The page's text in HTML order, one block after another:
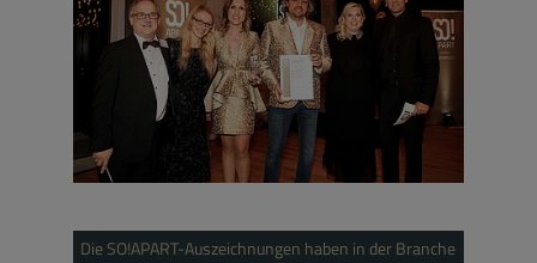
Die SO!APART-Auszeichnungen haben in der Branche